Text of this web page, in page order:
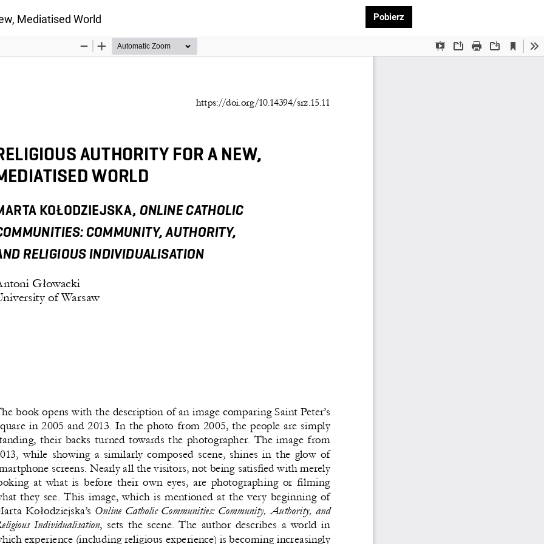
Mediatised World PobierzPobierz PDF